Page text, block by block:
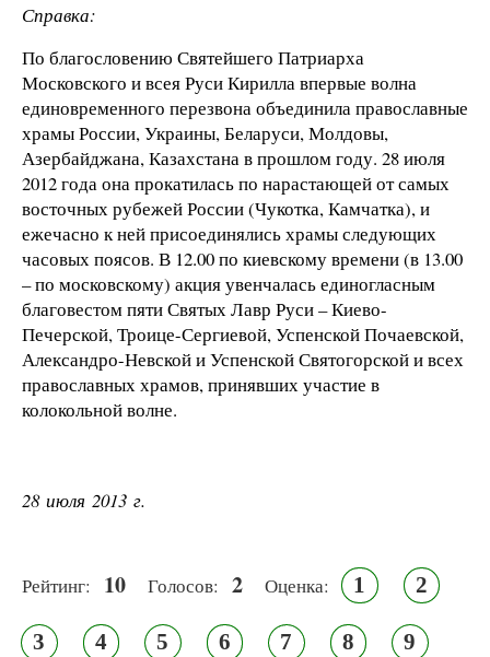
Справка:
По благословению Святейшего Патриарха
Московского и всея Руси Кирилла впервые волна
единовременного перезвона объединила православные
храмы России, Украины, Беларуси, Молдовы,
Азербайджана, Казахстана в прошлом году. 28 июля
2012 года она прокатилась по нарастающей от самых
восточных рубежей России (Чукотка, Камчатка), и
ежечасно к ней присоединялись храмы следующих
часовых поясов. В 12.00 по киевскому времени (в 13.00
– по московскому) акция увенчалась единогласным
благовестом пяти Святых Лавр Руси – Киево-
Печерской, Троице-Сергиевой, Успенской Почаевской,
Александро-Невской и Успенской Святогорской и всех
православных храмов, принявших участие в
колокольной волне.
28 июля 2013 г.
Рейтинг: 10 Голосов: 2 Оценка: 1 2
3 4 5 6 7 8 9